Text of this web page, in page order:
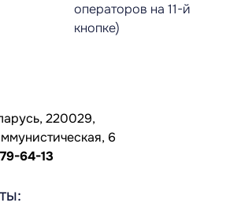
операторов на 11-й
кнопке)
220029,
6
64-13